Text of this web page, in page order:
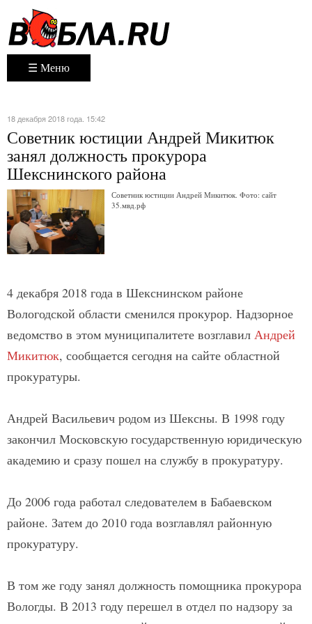
☰ Меню
18 декабря 2018 года. 15:42
Советник юстиции Андрей Микитюк
занял должность прокурора
Шекснинского района
Советник юстиции Андрей Микитюк. Фото: сайт
35.мвд.рф
4 декабря 2018 года в Шекснинском районе
Вологодской области сменился прокурор. Надзорное
ведомство в этом муниципалитете возглавил Андрей
Микитюк, сообщается сегодня на сайте областной
прокуратуры.
Андрей Васильевич родом из Шексны. В 1998 году
закончил Московскую государственную юридическую
академию и сразу пошел на службу в прокуратуру.
До 2006 года работал следователем в Бабаевском
районе. Затем до 2010 года возглавлял районную
прокуратуру.
В том же году занял должность помощника прокурора
Вологды. В 2013 году перешел в отдел по надзору за